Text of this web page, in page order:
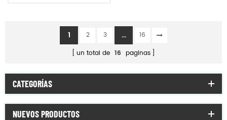
1 2 3 ...
16
un total de 16 paginas
CATEGORÍAS
NUEVOS PRODUCTOS